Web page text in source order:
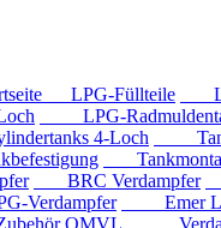
LPG-Füllteile
LPG-
4-Loch
BRC Verdampfer
Verdampfer Emer
OMVL